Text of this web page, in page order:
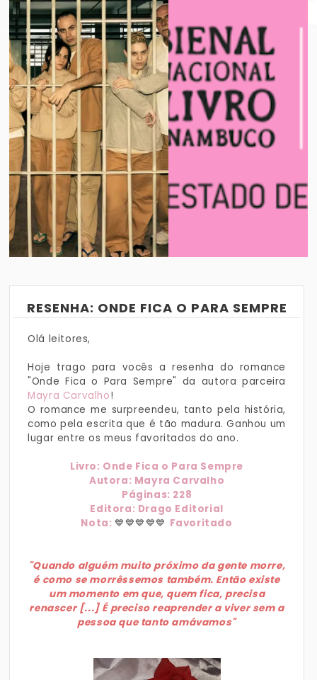
BIENAL INTERNACIONAL DO LIVRO DE
VER POST
RESENHA: ONDE FICA O PARA SEMPRE
Olá leitores,
Hoje trago para vocês a resenha do romance
"Onde Fica o Para Sempre" da autora parceira
Mayra Carvalho!
O romance me surpreendeu, tanto pela história,
como pela escrita que é tão madura. Ganhou um
lugar entre os meus favoritados do ano.
Livro: Onde Fica o Para Sempre
Autora: Mayra Carvalho
Páginas: 228
Editora: Drago Editorial
Nota:💙💙💙💙💙 Favoritado
"Quando alguém muito próximo da gente morre,
é como se morrêssemos também. Então existe
um momento em que, quem fica, precisa
renascer [...] É preciso reaprender a viver sem a
pessoa que tanto amávamos"